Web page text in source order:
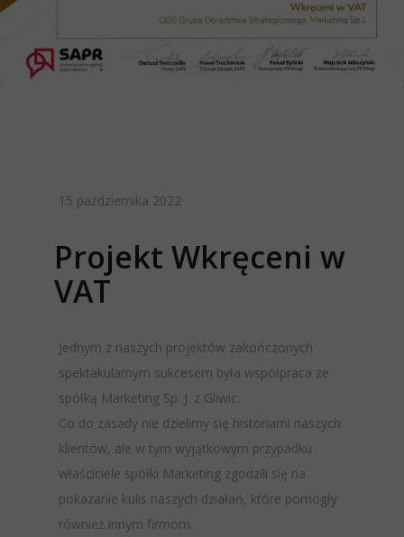
15 października 2022
Projekt Wkręceni w
VAT
Jednym z naszych projektów zakończonych
spektakularnym sukcesem była współpraca ze
spółką Marketing Sp. J. z Gliwic.
Co do zasady nie dzielimy się historiami naszych
klientów, ale w tym wyjątkowym przypadku
właściciele spółki Marketing zgodzili się na
pokazanie kulis naszych działań, które pomogły
również innym firmom.